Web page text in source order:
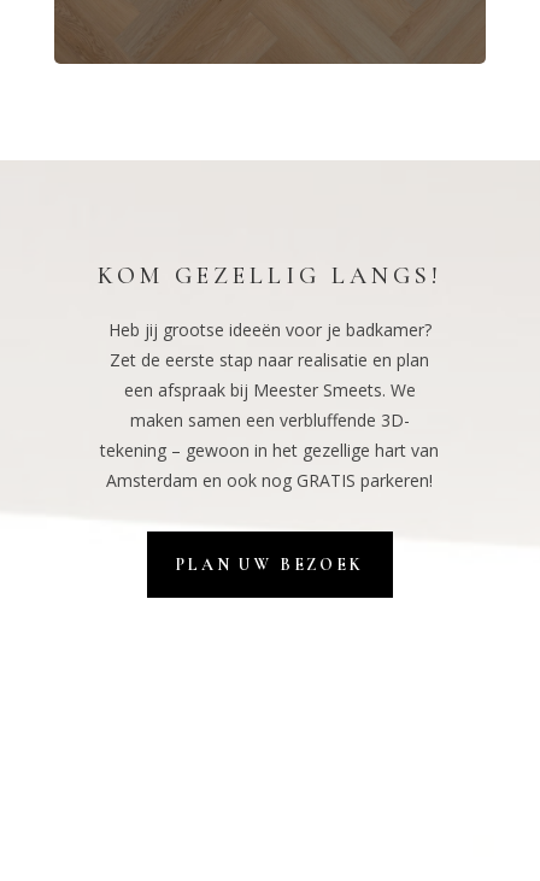
KOM GEZELLIG LANGS!
Heb jij grootse ideeën voor je badkamer?
Zet de eerste stap naar realisatie en plan
een afspraak bij Meester Smeets. We
maken samen een verbluffende 3D-
tekening – gewoon in het gezellige hart van
Amsterdam en ook nog GRATIS parkeren!
PLAN UW BEZOEK